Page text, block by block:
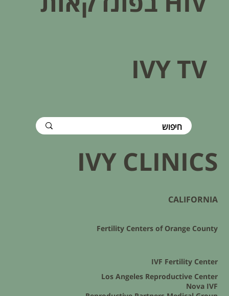
IVY TV
IVY CLINICS
CALIFORNIA
Fertility Centers of Orange County
IVF Fertility Center
Los Angeles Reproductive Center
Nova IVF